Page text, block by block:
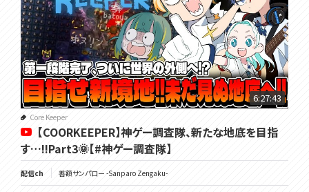
6:27:43
Core Keeper
【COORKEEPER】神ゲー調査隊、新たな地底を目指
す…!!Part3🌞【#神ゲー調査隊】
配信ch 善額サンパロー -Sanparo Zengaku-